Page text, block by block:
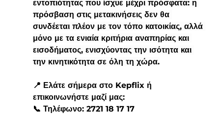
εντοπιότητας που ίσχυε μέχρι πρόσφατα: η
πρόσβαση στις μετακινήσεις δεν θα
συνδέεται πλέον με τον τόπο κατοικίας, αλλά
μόνο με τα ενιαία κριτήρια αναπηρίας και
εισοδήματος, ενισχύοντας την ισότητα και
την κινητικότητα σε όλη τη χώρα.
📍 Ελάτε σήμερα στο Kepflix ή
επικοινωνήστε μαζί μας:
📞 Τηλέφωνο: 2721 18 17 17